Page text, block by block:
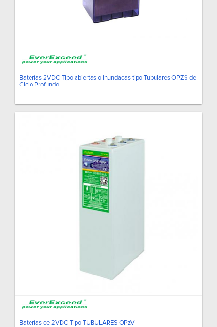
Baterías 2VDC Tipo abiertas o inundadas tipo Tubulares OPZS de
Ciclo Profundo
Baterías de 2VDC Tipo TUBULARES OPzV